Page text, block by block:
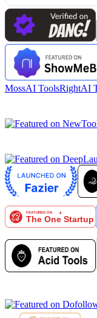
MossAI ToolsRightAI